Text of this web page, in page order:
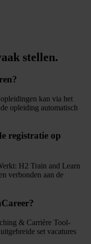
stellen.
kan via het
opleiding automatisch
registratie op
H2 Train and Learn
verbonden aan de
& Carrière Tool-
set vacatures